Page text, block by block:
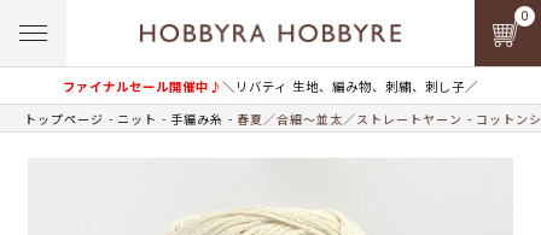
ファイナルセール開催中♪＼リバティ 生地、編み物、刺繍、刺し子／
0
トップページ ニット 手編み糸 春夏／合細～並太／ストレートヤーン コットン